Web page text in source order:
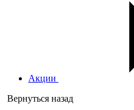
Акции
Вернуться назад